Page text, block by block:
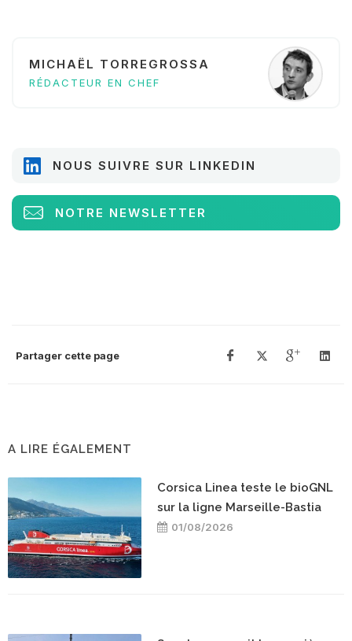
MICHAËL TORREGROSSA
RÉDACTEUR EN CHEF
NOUS SUIVRE SUR LINKEDIN
NOTRE NEWSLETTER
Partager cette page
A LIRE ÉGALEMENT
Corsica Linea teste le bioGNL
sur la ligne Marseille-Bastia
01/08/2026